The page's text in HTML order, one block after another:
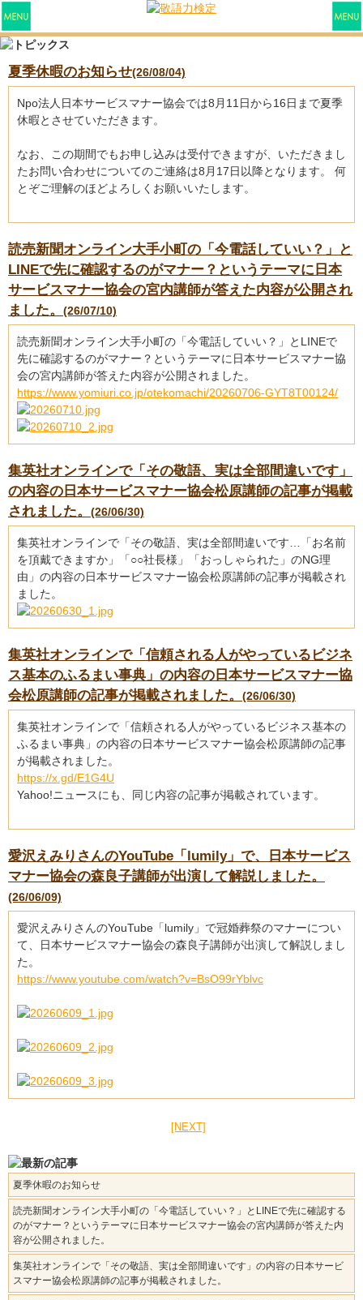
夏季休暇のお知らせ(26/08/04)
Npo法人日本サービスマナー協会では8月11日から16日まで夏季
休暇とさせていただきます。
なお、この期間でもお申し込みは受付できますが、いただきまし
たお問い合わせについてのご連絡は8月17日以降となります。 何
とぞご理解のほどよろしくお願いいたします。
読売新聞オンライン大手小町の「今電話していい？」と
LINEで先に確認するのがマナー？というテーマに日本
サービスマナー協会の宮内講師が答えた内容が公開され
ました。 (26/07/10)
読売新聞オンライン大手小町の「今電話していい？」とLINEで
先に確認するのがマナー？というテーマに日本サービスマナー協
会の宮内講師が答えた内容が公開されました。
https://www.yomiuri.co.jp/otekomachi/20260706-GYT8T00124/
集英社オンラインで「その敬語、実は全部間違いです」
の内容の日本サービスマナー協会松原講師の記事が掲載
されました。 (26/06/30)
集英社オンラインで「その敬語、実は全部間違いです…「お名前
を頂戴できますか」「○○社長様」「おっしゃられた」のNG理
由」の内容の日本サービスマナー協会松原講師の記事が掲載され
ました。
集英社オンラインで「信頼される人がやっているビジネ
ス基本のふるまい事典」の内容の日本サービスマナー協
会松原講師の記事が掲載されました。 (26/06/30)
集英社オンラインで「信頼される人がやっているビジネス基本の
ふるまい事典」の内容の日本サービスマナー協会松原講師の記事
が掲載されました。
https://x.gd/E1G4U
Yahoo!ニュースにも、同じ内容の記事が掲載されています。
愛沢えみりさんのYouTube「lumily」で、日本サービス
マナー協会の森良子講師が出演して解説しました。
(26/06/09)
愛沢えみりさんのYouTube「lumily」で冠婚葬祭のマナーについ
て、日本サービスマナー協会の森良子講師が出演して解説しまし
た。
https://www.youtube.com/watch?v=BsO99rYblvc
[NEXT]
夏季休暇のお知らせ
読売新聞オンライン大手小町の「今電話していい？」とLINEで先に確認する
のがマナー？というテーマに日本サービスマナー協会の宮内講師が答えた内
容が公開されました。
集英社オンラインで「その敬語、実は全部間違いです」の内容の日本サービ
スマナー協会松原講師の記事が掲載されました。